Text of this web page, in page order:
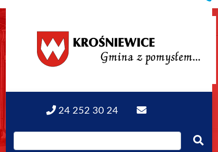
24 252 30 24